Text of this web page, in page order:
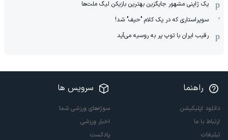
یک ژاپنی مشهور جایگزین بهترین بازیکن لیگ ملت‌ها
سوپراستاری که در یک کلام "حیف" شد!
رقیب ایران با توپ پر به روسیه می‌آید
راهنما
دانلود اپلیکیشن
ارتباط با ما
تبلیغات
سرویس ها
سوژه‌های ورزشی شما
اخبار ورزشی
پادکست